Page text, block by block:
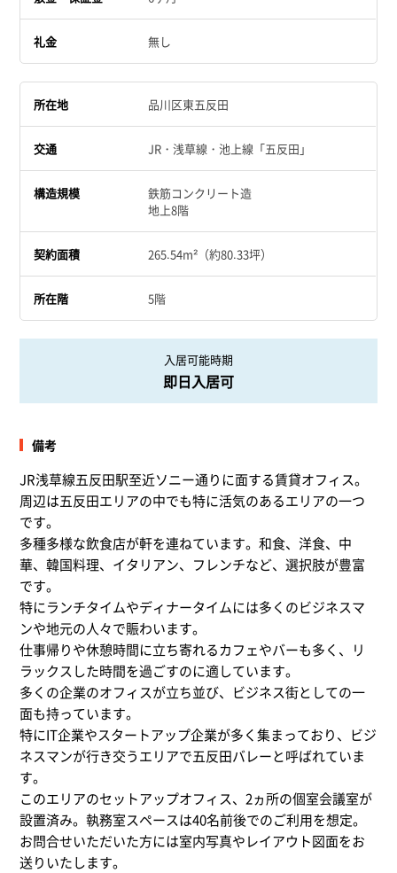
礼金 無し
所在地 品川区東五反田
交通 JR・浅草線・池上線「五反田」
構造規模
鉄筋コンクリート造
地上8階
契約面積 265.54m²（約80.33坪）
所在階 5階
入居可能時期
即日入居可
備考
JR浅草線五反田駅至近ソニー通りに面する賃貸オフィス。
周辺は五反田エリアの中でも特に活気のあるエリアの一つ
です。
多種多様な飲食店が軒を連ねています。和食、洋食、中
華、韓国料理、イタリアン、フレンチなど、選択肢が豊富
です。
特にランチタイムやディナータイムには多くのビジネスマ
ンや地元の人々で賑わいます。
仕事帰りや休憩時間に立ち寄れるカフェやバーも多く、リ
ラックスした時間を過ごすのに適しています。
多くの企業のオフィスが立ち並び、ビジネス街としての一
面も持っています。
特にIT企業やスタートアップ企業が多く集まっており、ビジ
ネスマンが行き交うエリアで五反田バレーと呼ばれていま
す。
このエリアのセットアップオフィス、2ヵ所の個室会議室が
設置済み。執務室スペースは40名前後でのご利用を想定。
お問合せいただいた方には室内写真やレイアウト図面をお
送りいたします。